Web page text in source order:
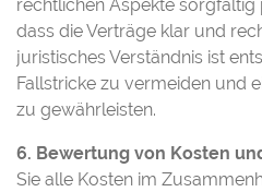
rechtlichen Aspekte sorgfältig
dass die Verträge klar und
juristisches Verständnis ist
Fallstricke zu vermeiden und
zu gewährleisten.
6. Bewertung von Kosten
Sie alle Kosten im